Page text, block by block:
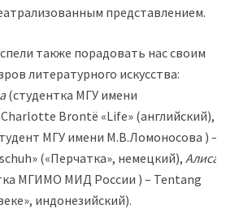
представлением.
также порадовать нас своим
литературного искусства:
(студентка МГУ имени
Brontё «Life» (английский),
МГУ имени М.В.Ломоносова ) –
(«Перчатка», немецкий), Алиса
МГИМО МИД России ) – Tentang
индонезийский).